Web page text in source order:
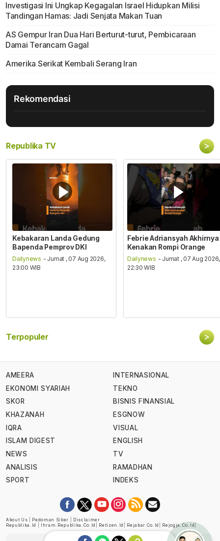
Investigasi Ini Ungkap Kegagalan Israel Hidupkan Milisi
Tandingan Hamas: Jadi Senjata Makan Tuan
AS Gempur Iran Dua Hari Berturut-turut, Pembicaraan
Damai Terancam Gagal
Amerika Serikat Kembali Serang Iran
Rekomendasi
Republika TV >
Kebakaran Landa Gedung
Bapenda Pemprov DKI
Dailynews - Jumat , 07 Aug 2026,
23:00 WIB
Febrie Adriansyah Akhirnya
Kenakan Rompi Orange
Dailynews - Jumat , 07 Aug 2026,
22:30 WIB
Terpopuler >
AMEERA
EKONOMI SYARIAH
SKOR
KHAZANAH
IQRA
ISLAM DIGEST
NEWS
ANALISIS
SPORT
INTERNASIONAL
TEKNO
BISNIS FINANSIAL
ESGNOW
VISUAL
ENGLISH
TV
RAMADHAN
INDEKS
About Us Pedoman Siber
Disclaimer
Republika.id
Ihram.republika.co.id Retizen.id Rejabar.co.id Rejogja.co.id